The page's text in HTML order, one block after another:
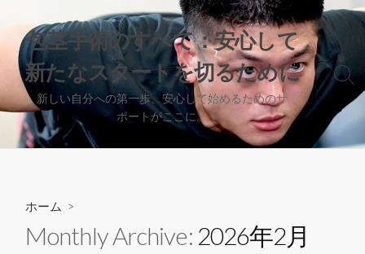
ン
テ
ツ
へ
キ
包茎手術のすべて：安心して
新たなスタートを切るために
新しい自分への第一歩、安心して始めるためのサ
ポートがここに。
検
索
切
り
替
ホーム >
Monthly Archive: 2026年2月